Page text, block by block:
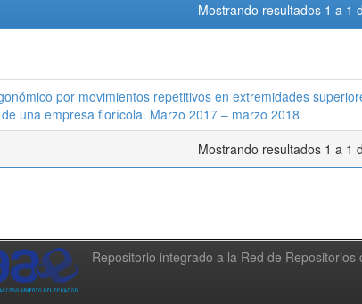
Mostrando resultados 1 a 1
por movimientos repetitivos en extremidades
una empresa florícola. Marzo 2017 – marzo 2018
Mostrando resultados 1 a 1
Repositorio integrado a la Red de